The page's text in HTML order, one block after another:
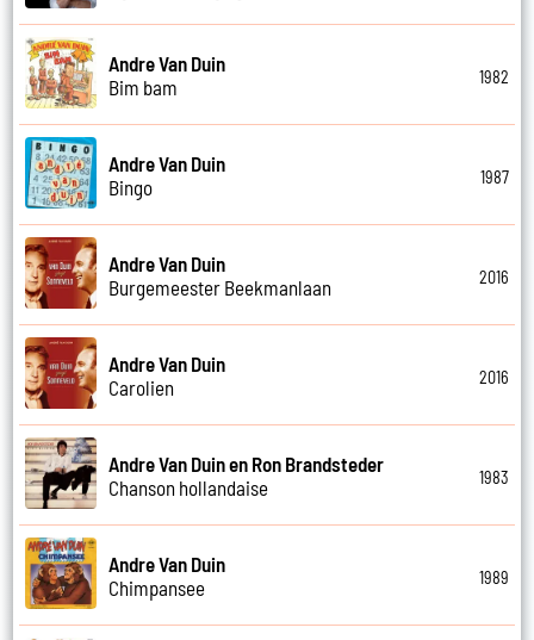
Andre Van Duin
Bim bam
1982
Andre Van Duin
Bingo
1987
Andre Van Duin
Burgemeester Beekmanlaan
2016
Andre Van Duin
Carolien
2016
Andre Van Duin en Ron Brandsteder
Chanson hollandaise
1983
Andre Van Duin
Chimpansee
1989